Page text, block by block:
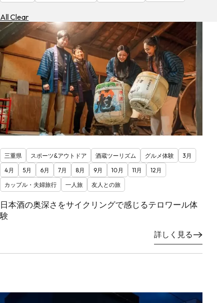
All Clear
三重県 スポーツ&アウトドア 酒蔵ツーリズム グルメ体験
3月
4月
5月 6月 7月 8月 9月 10月 11月
12月
カップル・夫婦旅行
一人旅 友人との旅
日本酒の奥深さをサイクリングで感じるテロワール体
験
詳しく見る